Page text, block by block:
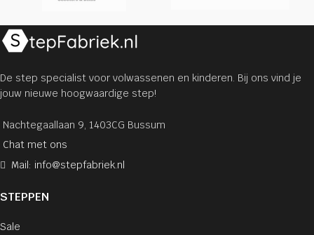
De step specialist voor volwassenen en kinderen. Bij ons vind je
jouw nieuwe hoogwaardige step!
Nachtegaallaan 9, 1403CG Bussum
Chat met ons
Mail: info@stepfabriek.nl
STEPPEN
Sale